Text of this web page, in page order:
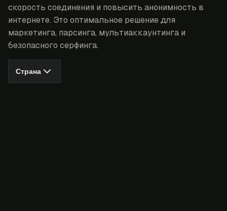
скорость соединения и повысить анонимность в
интернете. Это оптимальное решение для
маркетинга, парсинга, мультиаккаунтинга и
безопасного серфинга.
Страна